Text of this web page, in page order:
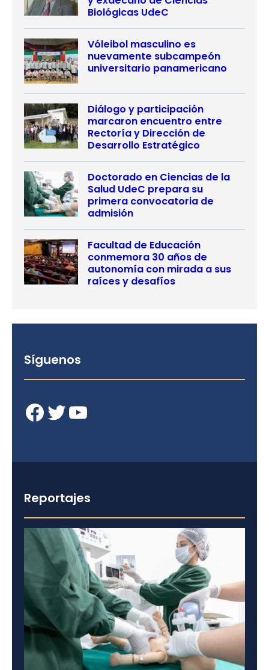
Biológicas UdeC
Vóleibol masculino es
nuevamente subcampeón
universitario panamericano
Diálogo y participación
marcaron encuentro entre
Rectoría y Dirección de
Desarrollo Estratégico
Doctorado en Ciencias de la
Salud UdeC prepara su
primera convocatoria de
admisión
Facultad de Educación
conmemora 30 años de
autonomía con mirada a sus
raíces y desafíos
Síguenos
Facebook Twitter YouTube
Reportajes